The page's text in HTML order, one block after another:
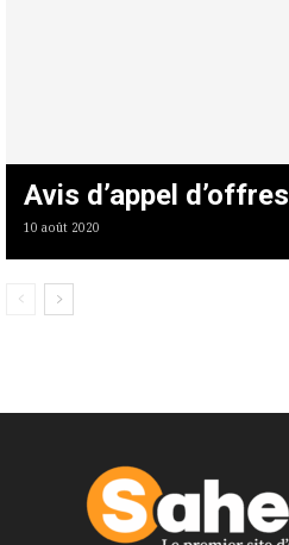
Avis d’appel d’offres
10 août 2020